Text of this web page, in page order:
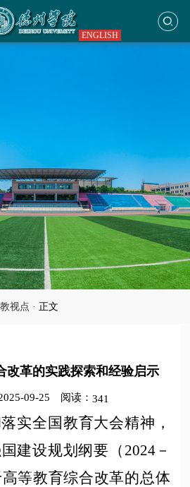
ENGLISH
视点 · 正文
改革的实践探索和经验启示
09-25 阅读： 341
实全国教育大会精神，
建设规划纲要（ 2024－
等教育综合改革的总体